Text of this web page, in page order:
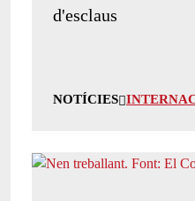
d'esclaus
NOTÍCIES